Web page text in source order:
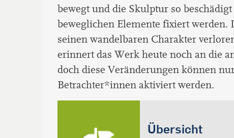
bewegt und die Skulptur so
beweglichen Elemente fixiert werden.
seinen wandelbaren Charakter
erinnert das Werk heute noch an die
doch diese Veränderungen können
Betrachter*innen aktiviert werden.
Übersicht